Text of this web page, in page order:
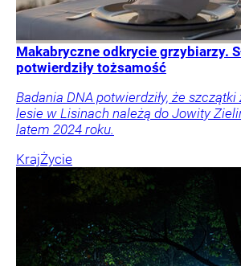
Makabryczne odkrycie grzybiarzy.
potwierdziły tożsamość
Badania DNA potwierdziły, że
lesie w Lisinach należą do Jowity
latem 2024 roku.
KrajŻycie